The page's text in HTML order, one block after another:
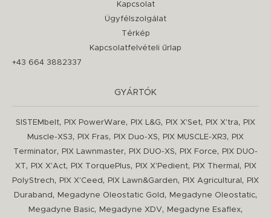
Kapcsolat
Ügyfélszolgálat
Térkép
Kapcsolatfelvételi űrlap
+43 664 3882337
GYÁRTÓK
SISTEMbelt, PIX PowerWare, PIX L&G, PIX X'Set, PIX X'tra,
PIX
Muscle-XS3, PIX Fras, PIX Duo-XS, PIX MUSCLE-XR3,
PIX
Terminator, PIX Lawnmaster, PIX DUO-XS, PIX Force,
PIX DUO-
XT, PIX X'Act, PIX TorquePlus, PIX X'Pedient, PIX Thermal ,
PIX
PolyStrech, PIX X'Ceed , PIX Lawn&Garden, PIX Agricultural ,
PIX
Duraband , Megadyne Oleostatic Gold , Megadyne Oleostatic,
Megadyne Basic, Megadyne XDV, Megadyne Esaflex,